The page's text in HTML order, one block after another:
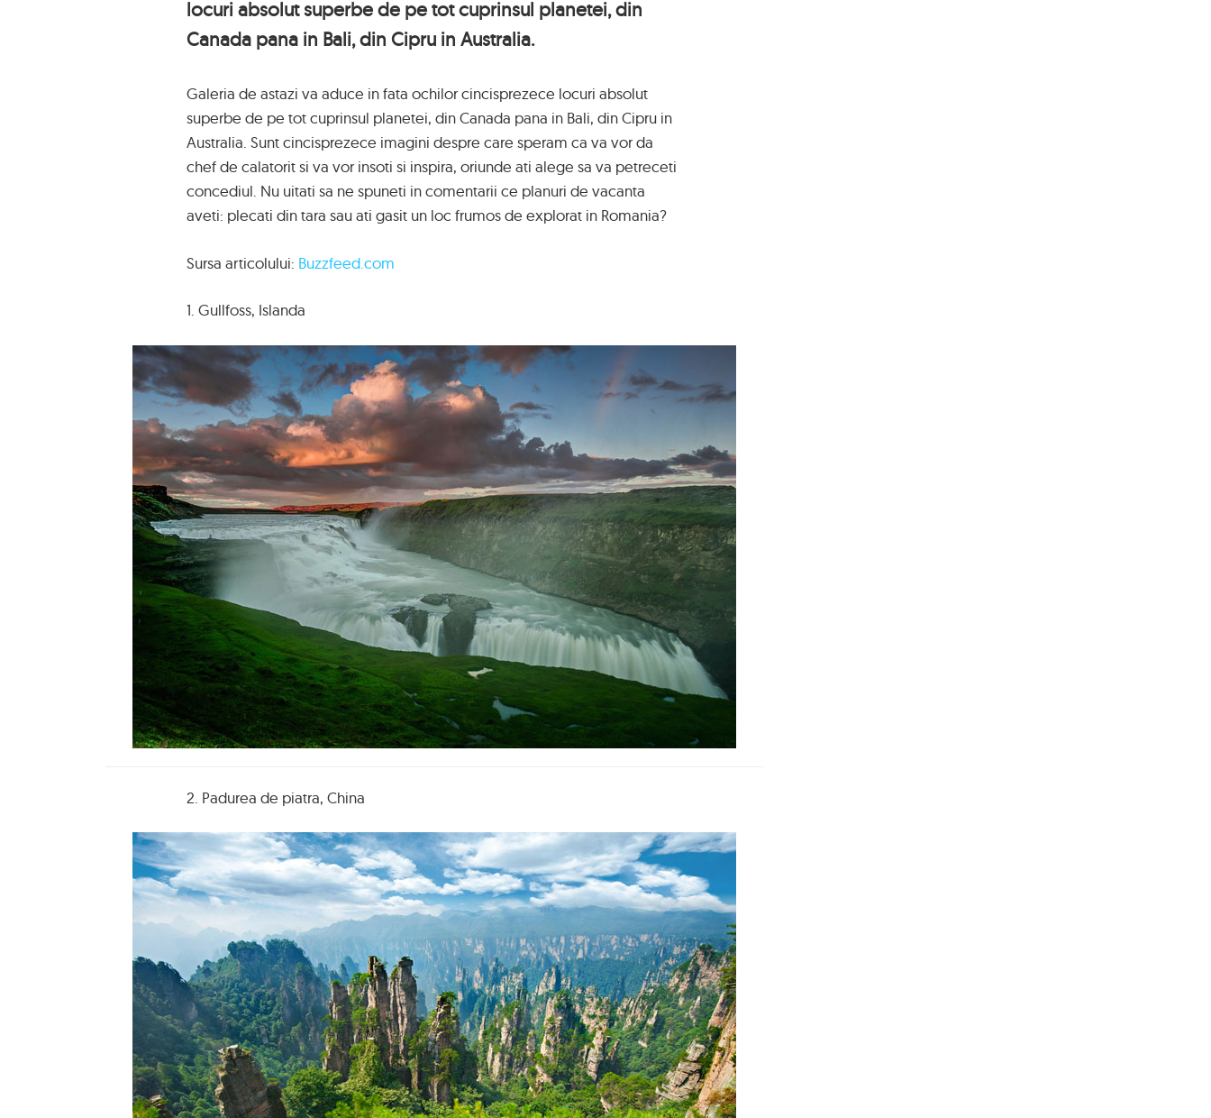
locuri absolut superbe de pe tot cuprinsul planetei, din
Canada pana in Bali, din Cipru in Australia.
Galeria de astazi va aduce in fata ochilor cincisprezece locuri absolut
superbe de pe tot cuprinsul planetei, din Canada pana in Bali, din Cipru in
Australia. Sunt cincisprezece imagini despre care speram ca va vor da
chef de calatorit si va vor insoti si inspira, oriunde ati alege sa va petreceti
concediul. Nu uitati sa ne spuneti in comentarii ce planuri de vacanta
aveti: plecati din tara sau ati gasit un loc frumos de explorat in Romania?
Sursa articolului: Buzzfeed.com
1. Gullfoss, Islanda
2. Padurea de piatra, China